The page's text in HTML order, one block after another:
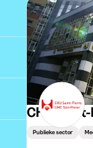
CHU
Publieke sector